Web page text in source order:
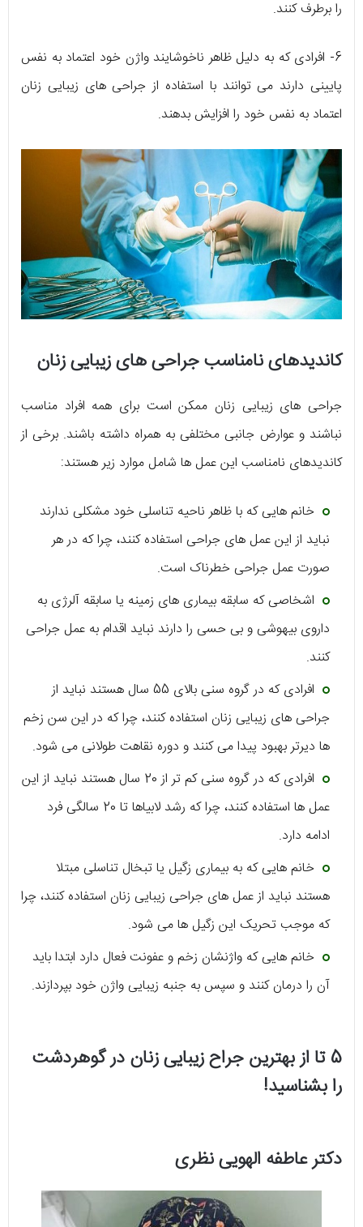
را برطرف کنند.
6- افرادی که به دلیل ظاهر ناخوشایند واژن خود اعتماد به نفس
پایینی دارند می توانند با استفاده از جراحی های زیبایی زنان
اعتماد به نفس خود را افزایش بدهند.
کاندیدهای نامناسب جراحی های زیبایی زنان
جراحی های زیبایی زنان ممکن است برای همه افراد مناسب
نباشند و عوارض جانبی مختلفی به همراه داشته باشند. برخی از
کاندیدهای نامناسب این عمل ها شامل موارد زیر هستند:
خانم هایی که با ظاهر ناحیه تناسلی خود مشکلی ندارند
نباید از این عمل های جراحی استفاده کنند، چرا که در هر
صورت عمل جراحی خطرناک است.
اشخاصی که سابقه بیماری های زمینه یا سابقه آلرژی به
داروی بیهوشی و بی حسی را دارند نباید اقدام به عمل جراحی
کنند.
افرادی که در گروه سنی بالای 55 سال هستند نباید از
جراحی های زیبایی زنان استفاده کنند، چرا که در این سن زخم
ها دیرتر بهبود پیدا می کنند و دوره نقاهت طولانی می شود.
افرادی که در گروه سنی کم تر از 20 سال هستند نباید از این
عمل ها استفاده کنند، چرا که رشد لابیاها تا 20 سالگی فرد
ادامه دارد.
خانم هایی که به بیماری زگیل یا تبخال تناسلی مبتلا
هستند نباید از عمل های جراحی زیبایی زنان استفاده کنند، چرا
که موجب تحریک این زگیل ها می شود.
خانم هایی که واژنشان زخم و عفونت فعال دارد ابتدا باید
آن را درمان کنند و سپس به جنبه زیبایی واژن خود بپردازند.
5 تا از بهترین جراح زیبایی زنان در گوهردشت
را بشناسید!
دکتر عاطفه الهویی نظری